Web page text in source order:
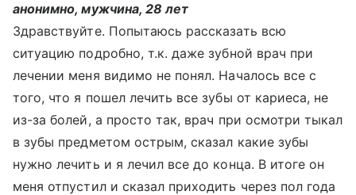
анонимно, мужчина, 28 лет
Здравствуйте. Попытаюсь рассказать всю
ситуацию подробно, т.к. даже зубной врач при
лечении меня видимо не понял. Началось все с
того, что я пошел лечить все зубы от кариеса, не
из-за болей, а просто так, врач при осмотри тыкал
в зубы предметом острым, сказал какие зубы
нужно лечить и я лечил все до конца. В итоге он
меня отпустил и сказал приходить через пол года